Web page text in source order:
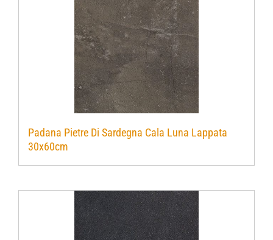
Padana Pietre Di Sardegna Cala Luna Lappata
30x60cm